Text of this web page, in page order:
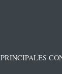
PRINCIPALES